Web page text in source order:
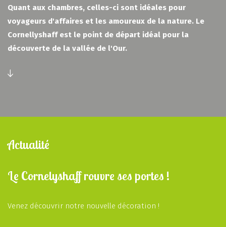
Quant aux chambres, celles-ci sont idéales pour
voyageurs d'affaires et les amoureux de la nature. Le
Cornellyshaff est le point de départ idéal pour la
découverte de la vallée de l'Our.
Actualité
Le Cornelyshaff rouvre ses portes !
Venez découvrir notre nouvelle décoration !